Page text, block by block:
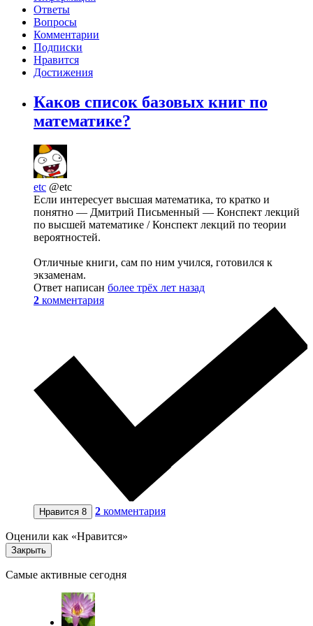
Ответы
Вопросы
Комментарии
Подписки
Нравится
Достижения
Каков список базовых книг по
математике?
etc @etc
Если интересует высшая математика, то кратко и
понятно — Дмитрий Письменный — Конспект лекций
по высшей математике / Конспект лекций по теории
вероятностей.
Отличные книги, сам по ним учился, готовился к
экзаменам.
Ответ написан более трёх лет назад
2 комментария
Нравится 8 2 комментария
Оценили как «Нравится»
Закрыть
Самые активные сегодня